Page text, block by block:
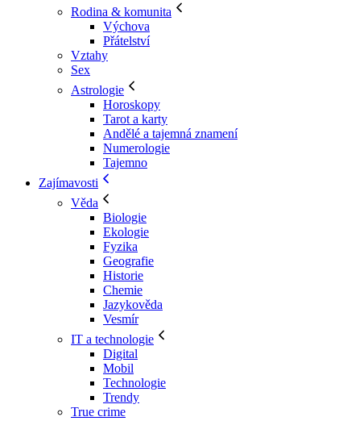
Rodina & komunita
Výchova
Přátelství
Vztahy
Sex
Astrologie
Horoskopy
Tarot a karty
Andělé a tajemná znamení
Numerologie
Tajemno
Zajímavosti
Věda
Biologie
Ekologie
Fyzika
Geografie
Historie
Chemie
Jazykověda
Vesmír
IT a technologie
Digital
Mobil
Technologie
Trendy
True crime